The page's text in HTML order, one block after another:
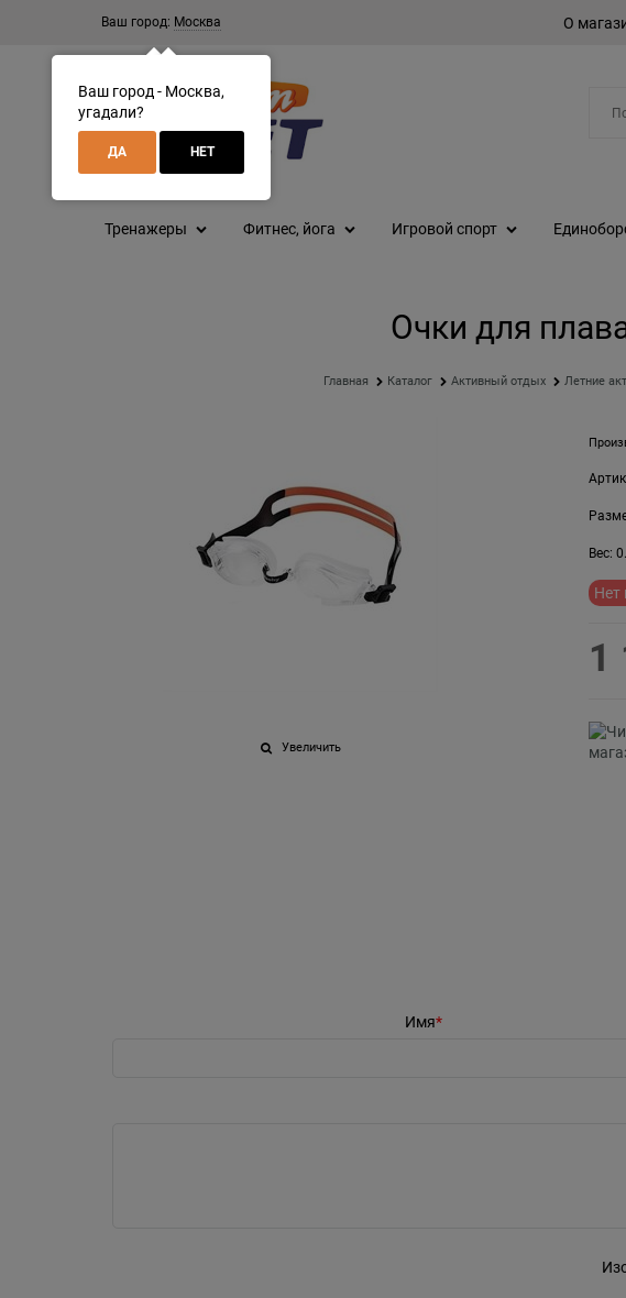
Ваш город: Москва О
Тренажеры Фитнес, йога Игровой спорт
Очки для
Главная Каталог Активный отдых Летние
Увеличить
Вес:
Нет
1
Имя
Ваш город - Москва,
угадали?
ДА НЕТ